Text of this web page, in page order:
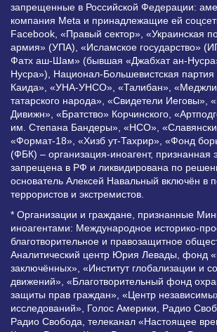
запрещенные в Российской Федерации:
компания Meta и принадлежащие ей
Facebook, «Правый сектор», «Украинская
армия» (УПА), «Исламское государство»
Фатх аш-Шам» (бывшая «Джабхат ан-
Нусра»), Национал-Большевистская
Каида», «УНА-УНСО», «Талибан»,
татарского народа», «Свидетели Иеговы»,
Дивижн», «Братство» Корчинского,
им. Степана Бандеры», «НСО»,
«Формат-18», «Хизб ут-Тахрир», «Фонд
(ФБК) – организация-иноагент, признанная
запрещена в РФ и ликвидирована по
основатель Алексей Навальный включён в
террористов и экстремистов.
* Организации и граждане, признанные
иноагентами: Международное историко-
благотворительное и правозащитное
Аналитический центр Юрия Левады, фонд
заключённых», «Институт глобализации и
движений», «Благотворительный фонд
защиты прав граждан», «Центр
исследований», Голос Америки, Радио
Радио Свобода, телеканал «Настоящее